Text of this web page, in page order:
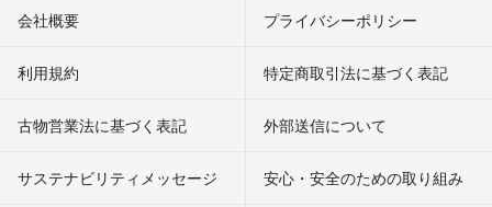
会社概要 プライバシーポリシー
利用規約 特定商取引法に基づく表記
古物営業法に基づく表記 外部送信について
サステナビリティメッセージ 安心・安全のための取り組み